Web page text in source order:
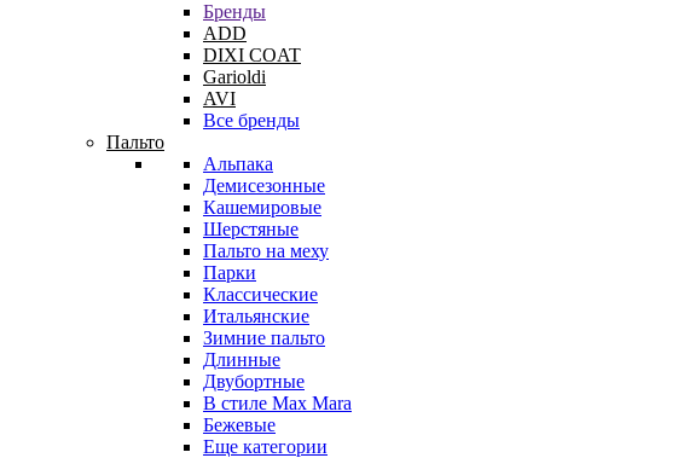
Бренды
ADD
DIXI COAT
Garioldi
AVI
Все бренды
Пальто
Альпака
Демисезонные
Кашемировые
Шерстяные
Пальто на меху
Парки
Классические
Итальянские
Зимние пальто
Длинные
Двубортные
В стиле Max Mara
Бежевые
Еще категории